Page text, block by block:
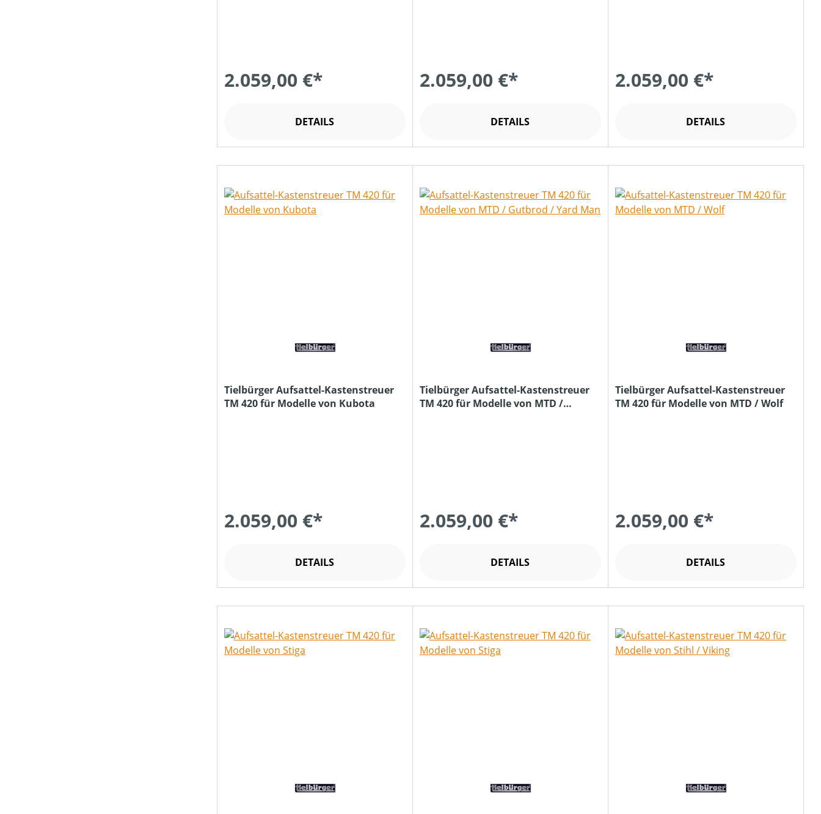
2.059,00 €*
DETAILS
2.059,00 €*
DETAILS
2.059,00 €*
DETAILS
Tielbürger Aufsattel-Kastenstreuer
TM 420 für Modelle von Kubota
2.059,00 €*
DETAILS
Tielbürger Aufsattel-Kastenstreuer
TM 420 für Modelle von MTD /
2.059,00 €*
DETAILS
Tielbürger Aufsattel-Kastenstreuer
TM 420 für Modelle von MTD / Wolf
2.059,00 €*
DETAILS